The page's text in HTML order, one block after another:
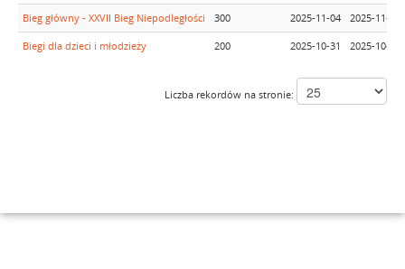
Bieg główny - XXVII Bieg Niepodległości 300 2025-11-04 2025-11-04
Biegi dla dzieci i młodzieży 200 2025-10-31 2025-10-31
Liczba rekordów na stronie: